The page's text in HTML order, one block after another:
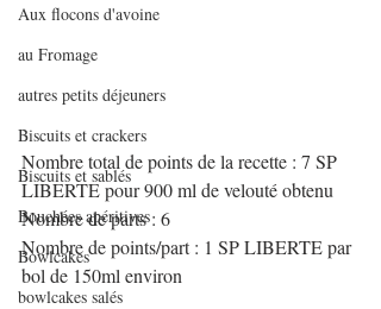
Aux flocons d'avoine
au Fromage
autres petits déjeuners
Biscuits et crackers
Biscuits et sablés
Bouchées apéritives
Bowlcakes
bowlcakes salés
Nombre total de points de la recette : 7 SP
LIBERTE pour 900 ml de velouté obtenu
Nombre de parts : 6
Nombre de points/part : 1 SP LIBERTE par
bol de 150ml environ